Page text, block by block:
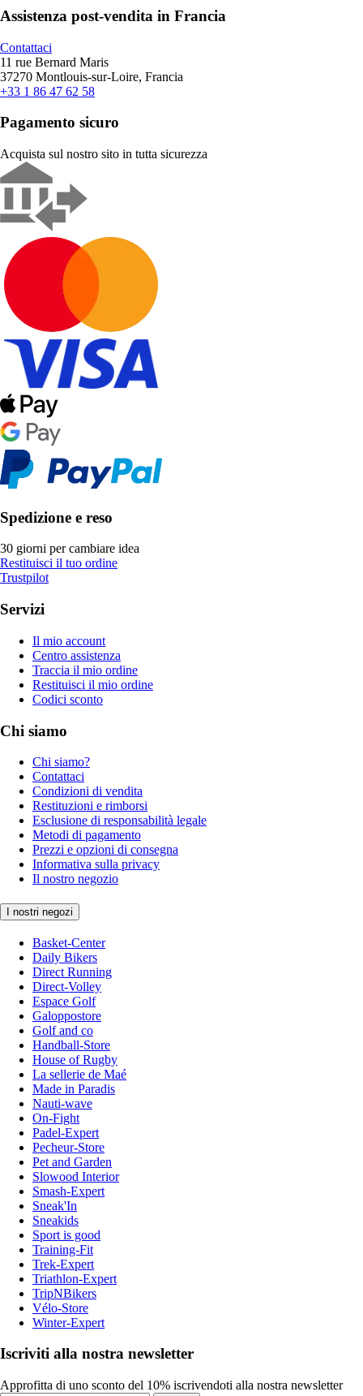
Assistenza post-vendita in Francia
Contattaci
11 rue Bernard Maris
37270 Montlouis-sur-Loire, Francia
+33 1 86 47 62 58
Pagamento sicuro
Acquista sul nostro sito in tutta sicurezza
Spedizione e reso
30 giorni per cambiare idea
Restituisci il tuo ordine
Trustpilot
Servizi
Il mio account
Centro assistenza
Traccia il mio ordine
Restituisci il mio ordine
Codici sconto
Chi siamo
Chi siamo?
Contattaci
Condizioni di vendita
Restituzioni e rimborsi
Esclusione di responsabilità legale
Metodi di pagamento
Prezzi e opzioni di consegna
Informativa sulla privacy
Il nostro negozio
I nostri negozi
Basket-Center
Daily Bikers
Direct Running
Direct-Volley
Espace Golf
Galoppostore
Golf and co
Handball-Store
House of Rugby
La sellerie de Maé
Made in Paradis
Nauti-wave
On-Fight
Padel-Expert
Pecheur-Store
Pet and Garden
Slowood Interior
Smash-Expert
Sneak'In
Sneakids
Sport is good
Training-Fit
Trek-Expert
Triathlon-Expert
TripNBikers
Vélo-Store
Winter-Expert
Iscriviti alla nostra newsletter
Approfitta di uno sconto del 10% iscrivendoti alla nostra newsletter